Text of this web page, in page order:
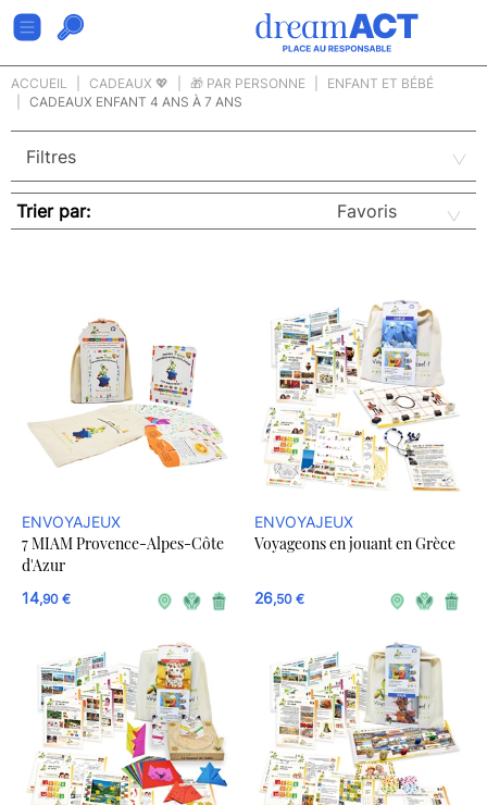
ACCUEIL CADEAUX 💖 🎁 PAR PERSONNE
ENFANT ET BÉBÉ
CADEAUX ENFANT 4 ANS À 7 ANS
Trier par:
ENVOYAJEUX
7 MIAM Provence-Alpes-Côte
d'Azur
14,90 €
ENVOYAJEUX
Voyageons en jouant en Grèce
26,50 €